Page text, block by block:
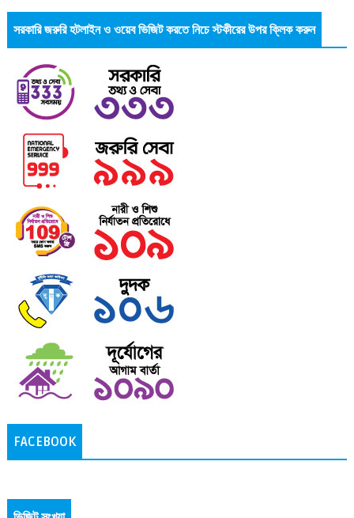
সরকারি জরুরি হটলাইন ও ওয়েব ভিজিট করতে নিচে স্টকীরের উপর ক্লিক করুন
FACEBOOK